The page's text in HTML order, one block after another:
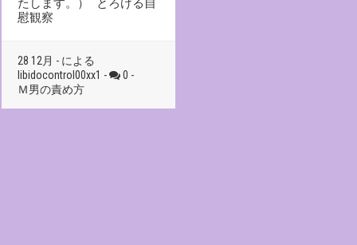
たします。） とろける自
慰観察
28 12月 - による
libidocontrol00xx1 -
0 -
Ｍ男の責め方